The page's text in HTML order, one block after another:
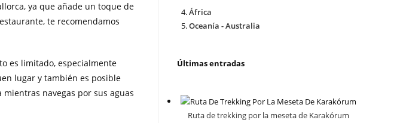
ya que añade un toque de
te recomendamos
es limitado, especialmente
lugar y también es posible
navegas por sus aguas
África
Oceanía - Australia
Últimas entradas
Ruta de trekking por la meseta de Karakórum